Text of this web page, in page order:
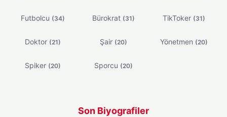
Futbolcu (34) Bürokrat (31) TikToker (31)
Doktor (21) Şair (20) Yönetmen (20)
Spiker (20) Sporcu (20)
Son Biyografiler